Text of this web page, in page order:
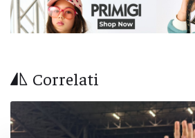
Correlati